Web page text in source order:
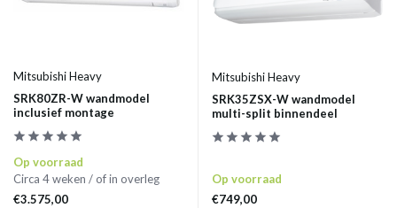
Mitsubishi Heavy
SRK80ZR-W wandmodel
inclusief montage
Op voorraad
Circa 4 weken / of in overleg
€3.575,00
Mitsubishi Heavy
SRK35ZSX-W wandmodel
multi-split binnendeel
Op voorraad
€749,00